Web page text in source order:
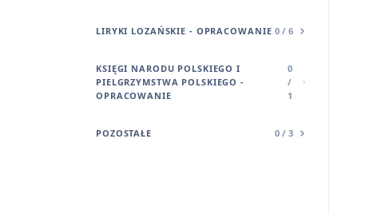
LIRYKI LOZAŃSKIE - OPRACOWANIE 0 / 6
KSIĘGI NARODU POLSKIEGO I
PIELGRZYMSTWA POLSKIEGO -
OPRACOWANIE
0
/
1
POZOSTAŁE 0 / 3